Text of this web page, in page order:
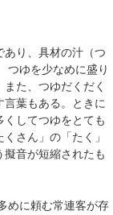
り、具材の汁（つ
つゆを少なめに盛り
また、つゆだくだく
葉もある。ときに
してつゆをとても
さん」の「たく」
音が短縮されたも
めに頼む常連客が存